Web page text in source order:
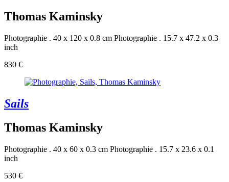
Thomas Kaminsky
Photographie . 40 x 120 x 0.8 cm Photographie . 15.7 x 47.2 x 0.3
inch
830 €
Sails
Thomas Kaminsky
Photographie . 40 x 60 x 0.3 cm Photographie . 15.7 x 23.6 x 0.1
inch
530 €